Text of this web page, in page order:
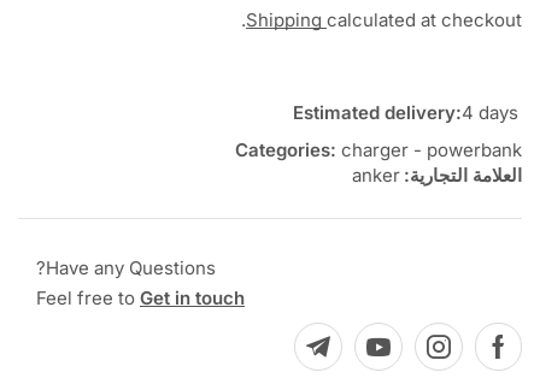
Shipping calculated at checkout.
Estimated delivery:4 days
Categories: charger - powerbank
العلامة التجارية: anker
Have any Questions?
Feel free to Get in touch